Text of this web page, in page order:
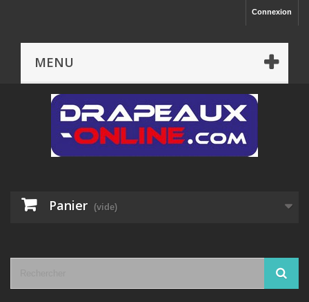
Connexion
MENU
Panier (vide)